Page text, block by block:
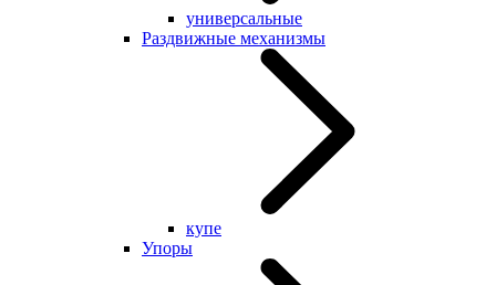
универсальные
Раздвижные механизмы
купе
Упоры